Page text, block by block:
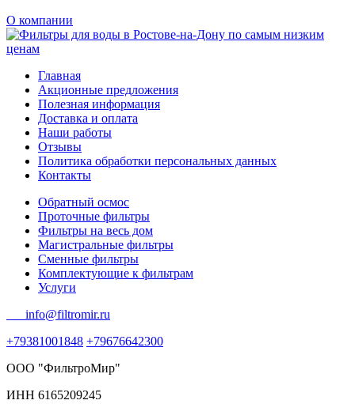
О компании
Главная
Акционные предложения
Полезная информация
Доставка и оплата
Наши работы
Отзывы
Политика обработки персональных данных
Контакты
Обратный осмос
Проточные фильтры
Фильтры на весь дом
Магистральные фильтры
Сменные фильтры
Комплектующие к фильтрам
Услуги
info@filtromir.ru
+79381001848 +79676642300
ООО "ФильтроМир"
ИНН 6165209245